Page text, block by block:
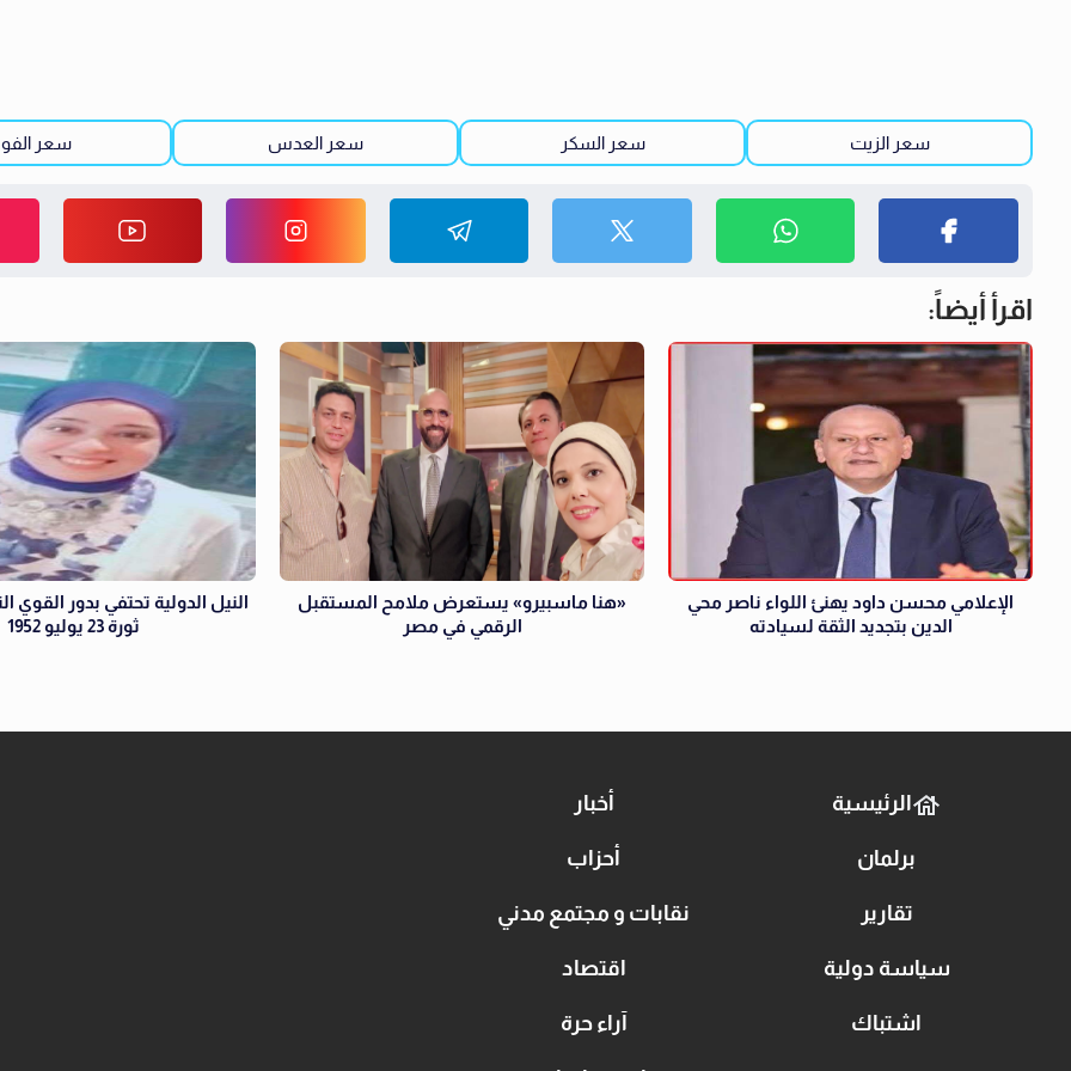
سعر الزيت سعر السكر سعر العدس سعر
اقرأ أيضاً:
الإعلامي محسن داود يهنئ اللواء ناصر محي
الدين بتجديد الثقة لسيادته
«هنا ماسبيرو» يستعرض ملامح المستقبل
الرقمي في مصر
النيل الدولية تحتفي بدور القوي
ثورة 23 يوليو 1952
الرئيسية أخبار
برلمان أحزاب
تقارير نقابات و مجتمع مدني
سياسة دولية اقتصاد
اشتباك آراء حرة